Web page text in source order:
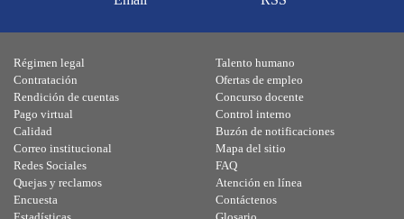
Régimen legal
Contratación
Rendición de cuentas
Pago virtual
Calidad
Talento humano
Ofertas de empleo
Concurso docente
Control interno
Buzón de notificaciones
Correo institucional
Redes Sociales
Quejas y reclamos
Encuesta
Mapa del sitio
FAQ
Atención en línea
Contáctenos